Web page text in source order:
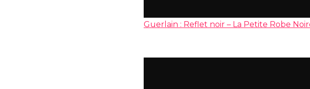
Guerlain : Reflet noir – La Petite Robe